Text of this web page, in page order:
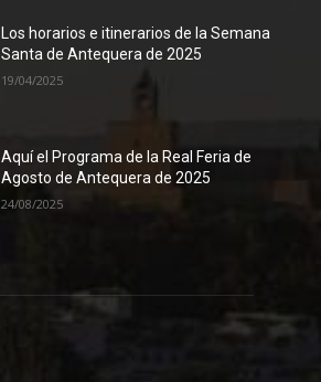
Los horarios e itinerarios de la Semana
Santa de Antequera de 2025
19/04/2025
Aquí el Programa de la Real Feria de
Agosto de Antequera de 2025
24/08/2025